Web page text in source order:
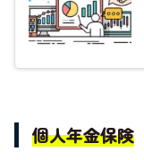
個人年金保険